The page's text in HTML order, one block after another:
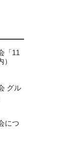
「11
グル
につ